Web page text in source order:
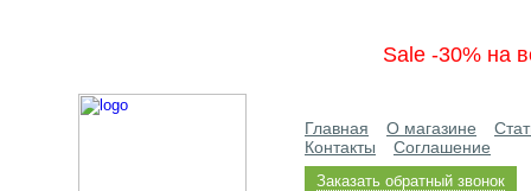
Sale -30% на
Главная О магазине
Контакты
Соглашение
Заказать обратный звонок